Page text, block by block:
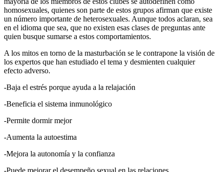
homosexuales, quienes son parte de estos grupos afirman que existe
un número importante de heterosexuales. Aunque todos aclaran, sea
en el idioma que sea, que no existen esas clases de preguntas ante
quien busque sumarse a estos comportamientos.
A los mitos en torno de la masturbación se le contrapone la visión de
los expertos que han estudiado el tema y desmienten cualquier
efecto adverso.
-Baja el estrés porque ayuda a la relajación
-Beneficia el sistema inmunológico
-Permite dormir mejor
-Aumenta la autoestima
-Mejora la autonomía y la confianza
-Puede mejorar el desempeño sexual en las relaciones